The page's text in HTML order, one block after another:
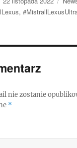
publikacji
,
nie zostanie
*